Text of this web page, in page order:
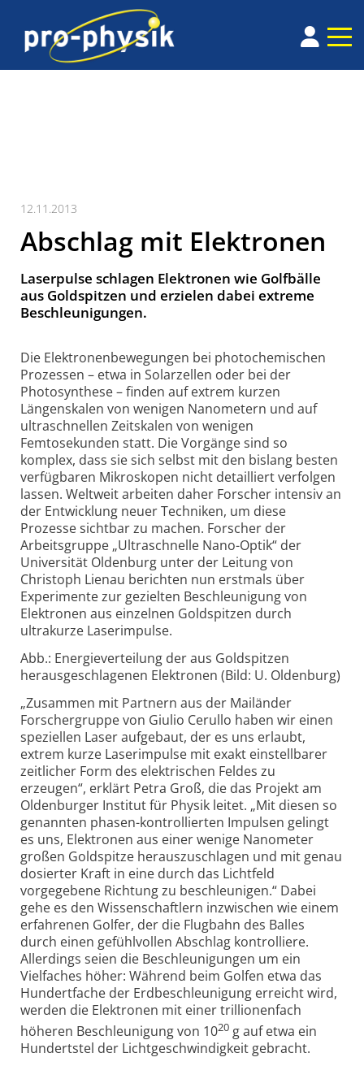
12.11.2013
Abschlag mit Elektronen
Laserpulse schlagen Elektronen wie Golfbälle
aus Goldspitzen und erzielen dabei extreme
Beschleunigungen.
Die Elektronenbewegungen bei photochemischen
Prozessen – etwa in Solarzellen oder bei der
Photosynthese – finden auf extrem kurzen
Längenskalen von wenigen Nanometern und auf
ultraschnellen Zeitskalen von wenigen
Femtosekunden statt. Die Vorgänge sind so
komplex, dass sie sich selbst mit den bislang besten
verfügbaren Mikroskopen nicht detailliert verfolgen
lassen. Weltweit arbeiten daher Forscher intensiv an
der Entwicklung neuer Techniken, um diese
Prozesse sichtbar zu machen. Forscher der
Arbeitsgruppe „Ultraschnelle Nano-Optik“ der
Universität Oldenburg unter der Leitung von
Christoph Lienau berichten nun erstmals über
Experimente zur gezielten Beschleunigung von
Elektronen aus einzelnen Goldspitzen durch
ultrakurze Laserimpulse.
Abb.: Energieverteilung der aus Goldspitzen
herausgeschlagenen Elektronen (Bild: U. Oldenburg)
„Zusammen mit Partnern aus der Mailänder
Forschergruppe von Giulio Cerullo haben wir einen
speziellen Laser aufgebaut, der es uns erlaubt,
extrem kurze Laserimpulse mit exakt einstellbarer
zeitlicher Form des elektrischen Feldes zu
erzeugen“, erklärt Petra Groß, die das Projekt am
Oldenburger Institut für Physik leitet. „Mit diesen so
genannten phasen-kontrollierten Impulsen gelingt
es uns, Elektronen aus einer wenige Nanometer
großen Goldspitze herauszuschlagen und mit genau
dosierter Kraft in eine durch das Lichtfeld
vorgegebene Richtung zu beschleunigen.“ Dabei
gehe es den Wissenschaftlern inzwischen wie einem
erfahrenen Golfer, der die Flugbahn des Balles
durch einen gefühlvollen Abschlag kontrolliere.
Allerdings seien die Beschleunigungen um ein
Vielfaches höher: Während beim Golfen etwa das
Hundertfache der Erdbeschleunigung erreicht wird,
werden die Elektronen mit einer trillionenfach
höheren Beschleunigung von 1020 g auf etwa ein
Hundertstel der Lichtgeschwindigkeit gebracht.